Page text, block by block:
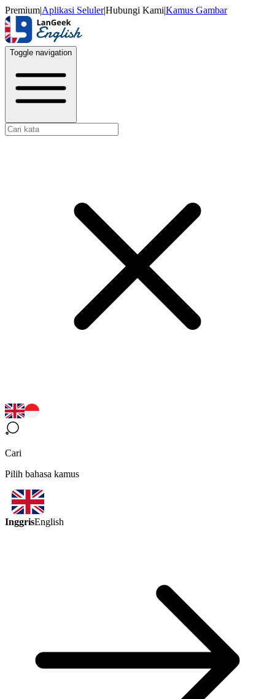
Premium|Aplikasi Seluler|Hubungi Kami|Kamus Gambar
Toggle navigation
Cari
Pilih bahasa kamus
InggrisEnglish